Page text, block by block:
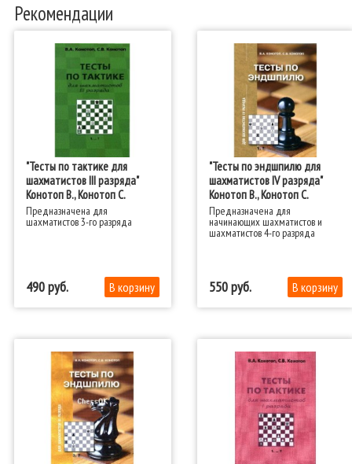
Рекомендации
"Тесты по тактике для
шахматистов III разряда"
Конотоп В., Конотоп С.
Предназначена для
шахматистов 3-го разряда
490
"Тесты по эндшпилю для
шахматистов IV разряда"
Конотоп В., Конотоп С.
Предназначена для
начинающих шахматистов и
шахматистов 4-го разряда
550